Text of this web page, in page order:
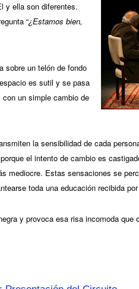
y ella son diferentes.
“¿Estamos bien,
sobre un telón de fondo
es sutil y se pasa
un simple cambio de
la sensibilidad de cada
el intento de cambio es
mediocre. Estas sensaciones se
toda una educación recibida
y provoca esa risa incomoda